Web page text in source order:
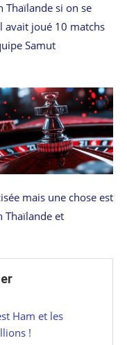
Thaïlande si on se
avait joué 10 matchs
Samut
mais une chose est
Thaïlande et
Ham et les
!